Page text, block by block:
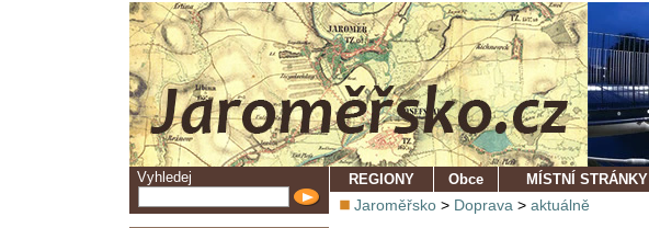
Vyhledej
REGIONY
Obce MÍSTNÍ STRÁNKY
Jaroměřsko > Doprava > aktuálně